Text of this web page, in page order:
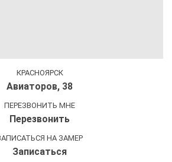
КРАСНОЯРСК
Авиаторов, 38
ПЕРЕЗВОНИТЬ МНЕ
Перезвонить
НА ЗАМЕР
Записаться